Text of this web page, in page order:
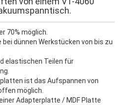
70% möglich.
dünnen Werkstücken von bis zu
elastischen Teilen für
ist das Aufspannen von
möglich.
Adapterplatte / MDF Platte